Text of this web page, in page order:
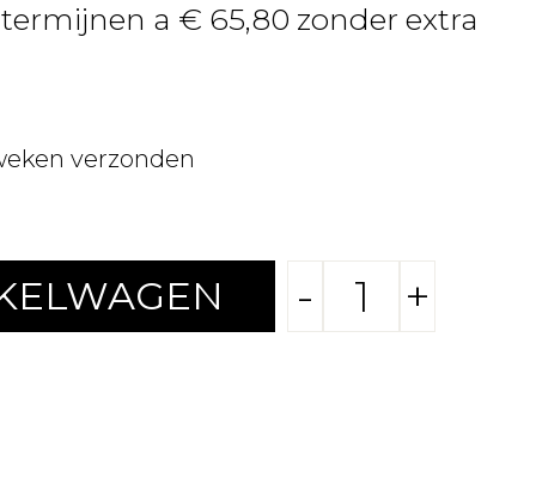
a € 65,80 zonder extra
verzonden
- +